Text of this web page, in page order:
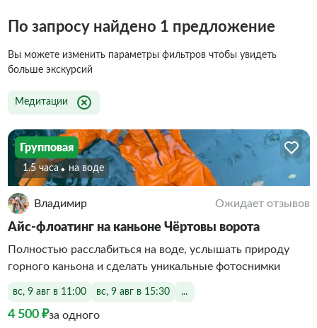
По запросу найдено 1 предложение
Вы можете изменить параметры фильтров чтобы увидеть
больше экскурсий
Медитации
Групповая
1.5 часа На воде
Владимир Ожидает отзывов
Айс-флоатинг на каньоне Чёртовы ворота
Полностью расслабиться на воде, услышать природу
горного каньона и сделать уникальные фотоснимки
вс, 9 авг в 11:00 вс, 9 авг в 15:30 ...
4 500 ₽за одного